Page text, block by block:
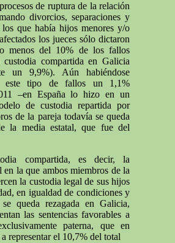
de ruptura de la relación
divorcios, separaciones y
que había hijos menores y/o
los jueces sólo dictaron
menos del 10% de los fallos
custodia compartida en Galicia
un 9,9%). Aún habiéndose
este tipo de fallos un 1,1%
–en España lo hizo en un
de custodia repartida por
de la pareja todavía se queda
la media estatal, que fue del
compartida, es decir, la
en la que ambos miembros de la
la custodia legal de sus hijos
en igualdad de condiciones y
queda rezagada en Galicia,
las sentencias favorables a
paterna, que en
representar el 10,7% del total